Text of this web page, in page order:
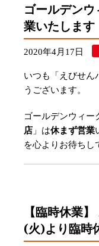
ゴールデン
業いたします
2020年4月17日
いつも「えびせん
うございます。
ゴールデンウィー
店 」は休まず営業
を心よりお待ちし
【臨時休業
(火)より臨時